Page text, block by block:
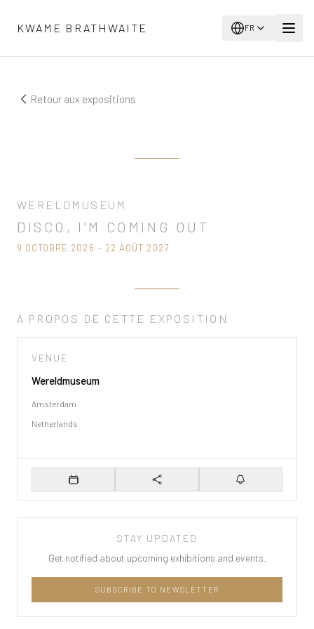
KWAME BRATHWAITE
FR
Retour aux expositions
WERELDMUSEUM
DISCO, I'M COMING OUT
9 OCTOBRE 2026 – 22 AOÛT 2027
À PROPOS DE CETTE EXPOSITION
VENUE
Wereldmuseum
Amsterdam
Netherlands
Ajouter au calendrierPartager Set Reminder
STAY UPDATED
Get notified about upcoming exhibitions and events.
SUBSCRIBE TO NEWSLETTER